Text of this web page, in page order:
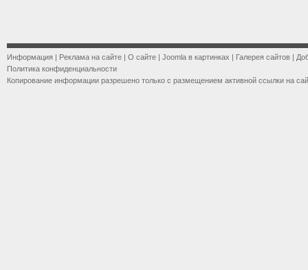
Информация | Реклама на сайте | О сайте | Joomla в картинках | Галерея сайтов |
Политика конфиденциальности
Копирование информации разрешено только с размещением активной ссылки на